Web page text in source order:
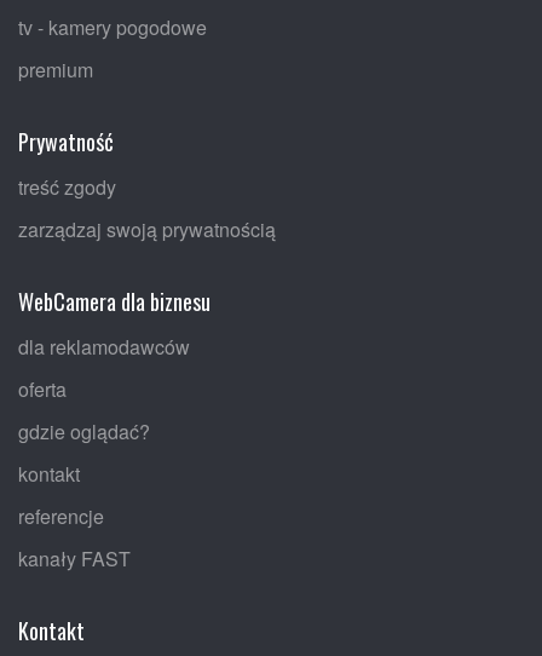
tv - kamery pogodowe
premium
Prywatność
treść zgody
zarządzaj swoją prywatnością
WebCamera dla biznesu
dla reklamodawców
oferta
gdzie oglądać?
kontakt
referencje
kanały FAST
Kontakt